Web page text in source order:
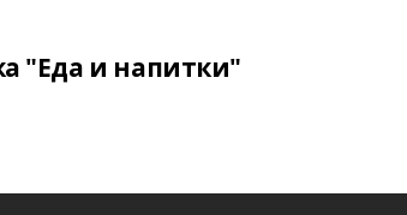
"Еда и напитки"